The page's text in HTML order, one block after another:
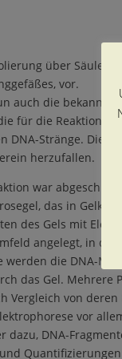
über Säulen-
vor.
auch die bekannte
für die Reaktion
DNA-Stränge.
herzufallen.
war
das in
des Gels mit
angelegt, in
werden die DNA-
das Gel.
Vergleich von
vor
dazu, DNA-